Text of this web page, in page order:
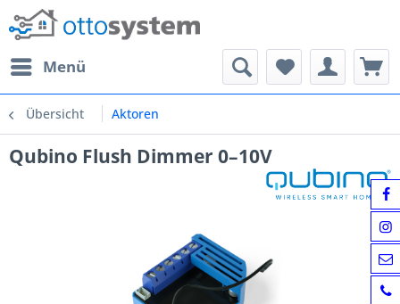
Menü
Übersicht Aktoren
Qubino Flush Dimmer 0–10V